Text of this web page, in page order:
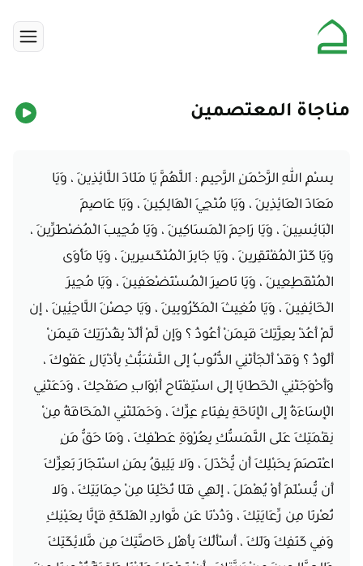
مناجاة المعتصمين
بِسْمِ اللهِ الرَّحْمَنِ الرَّحِيمِ : اَللَّهُمَّ يَا مَلَاذَ اللَّائِذِينَ ، وَيَا
مَعَاذَ الْعَائِذِينَ ، وَيَا مُنْجِيَ الْهَالِكِينَ ، وَيَا عَاصِمَ
الْبَائِسِينَ ، وَيَا رَاحِمَ الْمَسَاكِينَ ، وَيَا مُجِيبَ الْمُضْطَرِّينَ ،
وَيَا كَنْزَ الْمُفْتَقِرِينَ ، وَيَا جَابِرَ الْمُنْكَسِرِينَ ، وَيَا مَأْوَى
الْمُنْقَطِعِينَ ، وَيَا نَاصِرَ الْمُسْتَضْعَفِينَ ، وَيَا مُجِيرَ
الْخَائِفِينَ ، وَيَا مُغِيثَ الْمَكْرُوبِينَ ، وَيَا حِصْنَ اللَّاجِئِينَ ، إِن
لَّمْ أَعُذْ بِعِزَّتِكَ فَبِمَنْ أَعُوذُ ؟ وَإِن لَّمْ أَلُذْ بِقُدْرَتِكَ فَبِمَنْ
أَلُوذُ ؟ وَقَدْ أَلْجَأَتْنِي الذُّنُوبُ إِلَى التَّشَبُّثِ بِأَذْيَالِ عَفْوِكَ ،
وَأَحْوَجَتْنِي الْخَطَايَا إِلَى اسْتِفْتَاحِ أَبْوَابِ صَفْحِكَ ، وَدَعَتْنِي
الْإِسَاءَةُ إِلَى الْإِنَاخَةِ بِفِنَاءِ عِزِّكَ ، وَحَمَلَتْنِي الْمَخَافَةُ مِنْ
نِقْمَتِكَ عَلَى التَّمَسُّكِ بِعُرْوَةِ عَطْفِكَ ، وَمَا حَقُّ مَنِ
اعْتَصَمَ بِحَبْلِكَ أَن يُّخْذَلَ ، وَلا يَلِيقُ بِمَنِ اسْتَجَارَ بَعِزِّكَ
أَن يُّسْلَمَ أَوْ يُهْمَلَ ، إِلَهِي فَلَا تُخْلِنَا مِنْ حِمَايَتِكَ ، وَلا
تُعْرِنَا مِن رِّعَايَتِكَ ، وَذُدْنَا عَن مَّوارِدِ الْهَلَكَةِ فَإِنَّا بِعَيْنِكِ
وَفِي كَنَفِكَ وَلَكَ ، أَسْأَلُكَ بِأَهْلِ خَاصَّتِكَ مِن مَّلائِكَتِكَ